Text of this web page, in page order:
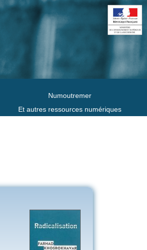
Numoutremer
Et autres ressources numériques